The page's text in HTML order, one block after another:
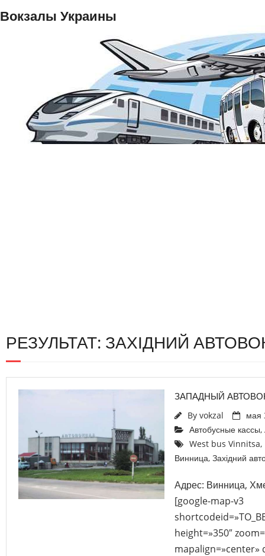
Вокзалы Украины
РЕЗУЛЬТАТ: ЗАХІДНИЙ
ЗАПАДНЫЙ
By vokzal
мая
Автобусные кассы,
West bus Vinnitsa,
Винница, Західний
Адрес: Винница,
[google-map-v3
height=»350″
mapalign=»center»